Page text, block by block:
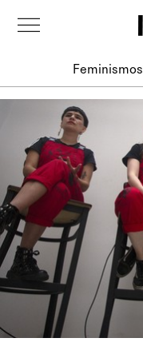
Feminismos